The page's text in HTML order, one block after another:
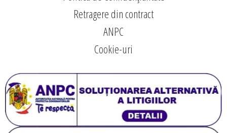
Retragere din contract
ANPC
Cookie-uri